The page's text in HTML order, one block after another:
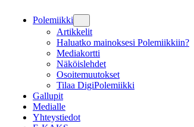
Polemiikki
Artikkelit
Haluatko mainoksesi Polemiikkiin?
Mediakortti
Näköislehdet
Osoitemuutokset
Tilaa DigiPolemiikki
Gallupit
Medialle
Yhteystiedot